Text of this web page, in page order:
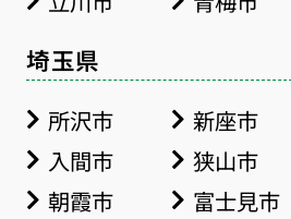
埼玉県
所沢市 新座市
入間市
狭山市
朝霞市
富士見市